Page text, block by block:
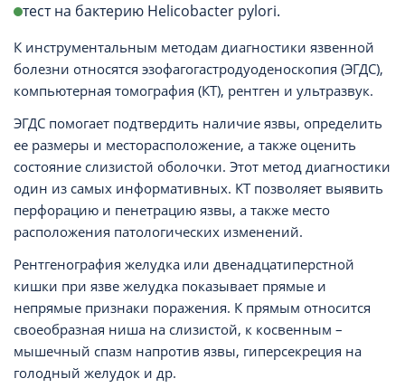
тест на бактерию Helicobacter pylori.
К инструментальным методам диагностики язвенной
болезни относятся эзофагогастродуоденоскопия (ЭГДС),
компьютерная томография (КТ), рентген и ультразвук.
ЭГДС помогает подтвердить наличие язвы, определить
ее размеры и месторасположение, а также оценить
состояние слизистой оболочки. Этот метод диагностики
один из самых информативных. КТ позволяет выявить
перфорацию и пенетрацию язвы, а также место
расположения патологических изменений.
Рентгенография желудка или двенадцатиперстной
кишки при язве желудка показывает прямые и
непрямые признаки поражения. К прямым относится
своеобразная ниша на слизистой, к косвенным –
мышечный спазм напротив язвы, гиперсекреция на
голодный желудок и др.